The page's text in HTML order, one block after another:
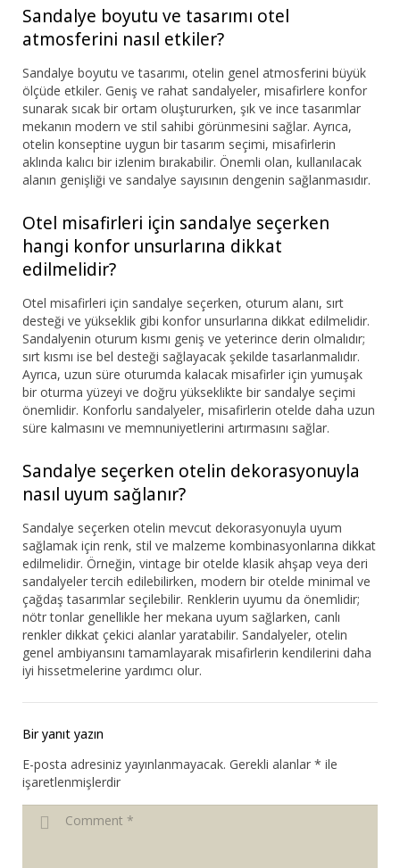
Sandalye boyutu ve tasarımı otel
atmosferini nasıl etkiler?
Sandalye boyutu ve tasarımı, otelin genel atmosferini büyük
ölçüde etkiler. Geniş ve rahat sandalyeler, misafirlere konfor
sunarak sıcak bir ortam oluştururken, şık ve ince tasarımlar
mekanın modern ve stil sahibi görünmesini sağlar. Ayrıca,
otelin konseptine uygun bir tasarım seçimi, misafirlerin
aklında kalıcı bir izlenim bırakabilir. Önemli olan, kullanılacak
alanın genişliği ve sandalye sayısının dengenin sağlanmasıdır.
Otel misafirleri için sandalye seçerken
hangi konfor unsurlarına dikkat
edilmelidir?
Otel misafirleri için sandalye seçerken, oturum alanı, sırt
desteği ve yükseklik gibi konfor unsurlarına dikkat edilmelidir.
Sandalyenin oturum kısmı geniş ve yeterince derin olmalıdır;
sırt kısmı ise bel desteği sağlayacak şekilde tasarlanmalıdır.
Ayrıca, uzun süre oturumda kalacak misafirler için yumuşak
bir oturma yüzeyi ve doğru yükseklikte bir sandalye seçimi
önemlidir. Konforlu sandalyeler, misafirlerin otelde daha uzun
süre kalmasını ve memnuniyetlerini artırmasını sağlar.
Sandalye seçerken otelin dekorasyonuyla
nasıl uyum sağlanır?
Sandalye seçerken otelin mevcut dekorasyonuyla uyum
sağlamak için renk, stil ve malzeme kombinasyonlarına dikkat
edilmelidir. Örneğin, vintage bir otelde klasik ahşap veya deri
sandalyeler tercih edilebilirken, modern bir otelde minimal ve
çağdaş tasarımlar seçilebilir. Renklerin uyumu da önemlidir;
nötr tonlar genellikle her mekana uyum sağlarken, canlı
renkler dikkat çekici alanlar yaratabilir. Sandalyeler, otelin
genel ambiyansını tamamlayarak misafirlerin kendilerini daha
iyi hissetmelerine yardımcı olur.
Bir yanıt yazın
E-posta adresiniz yayınlanmayacak. Gerekli alanlar * ile
işaretlenmişlerdir